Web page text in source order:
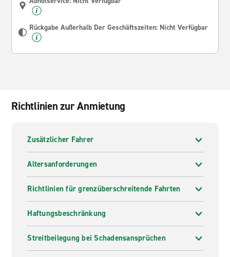
Rückgabe Außerhalb Der Geschäftszeiten: Nicht Verfügbar
Richtlinien zur Anmietung
Zusätzlicher Fahrer
Altersanforderungen
Richtlinien für grenzüberschreitende Fahrten
Haftungsbeschränkung
Streitbeilegung bei Schadensansprüchen